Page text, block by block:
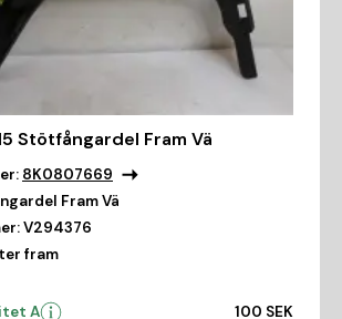
Stötfångardel Fram Vä
8K0807669
Fram Vä
V294376
fram
A 100 SEK